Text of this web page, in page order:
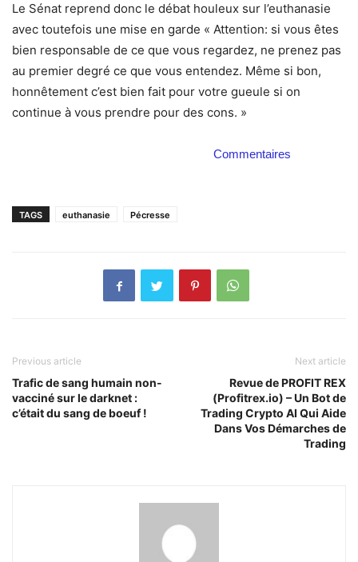
Le Sénat reprend donc le débat houleux sur l’euthanasie
avec toutefois une mise en garde « Attention: si vous êtes
bien responsable de ce que vous regardez, ne prenez pas
au premier degré ce que vous entendez. Même si bon,
honnêtement c’est bien fait pour votre gueule si on
continue à vous prendre pour des cons. »
Commentaires
TAGS euthanasie Pécresse
Previous article
Trafic de sang humain non-
vacciné sur le darknet :
c’était du sang de boeuf !
Next article
Revue de PROFIT REX
(Profitrex.io) – Un Bot de
Trading Crypto AI Qui Aide
Dans Vos Démarches de
Trading